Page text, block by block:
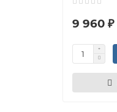
9 960 ₽